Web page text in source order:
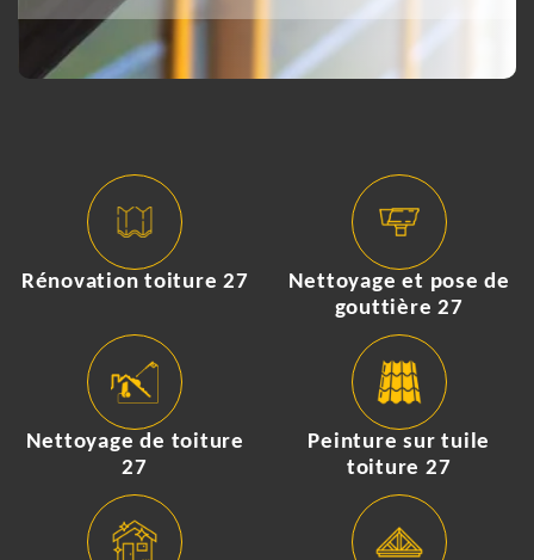
Rénovation toiture 27
Nettoyage et pose de
gouttière 27
Nettoyage de toiture
27
Peinture sur tuile
toiture 27